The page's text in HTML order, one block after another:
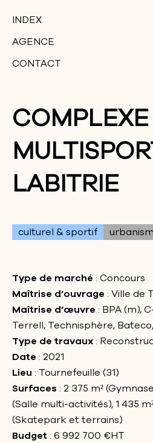
INDEX
AGENCE
CONTACT
COMPLEXE
LABITRIE
culturel & sportif
Type de marché : Concours
Maîtrise d’ouvrage : Ville de
Maîtrise d’œuvre : BPA (m),
Terrell, Technisphère,
Type de travaux :
Date : 2021
Lieu : Tournefeuille (31)
Surfaces : 2 375 m²
(Salle multi-activités), 1 435
(Skatepark et terrains)
Budget : 6 992 700 €HT